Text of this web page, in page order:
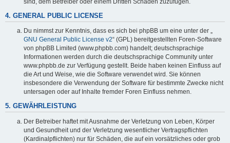
4. GENERAL PUBLIC LICENSE
Du nimmst zur Kenntnis, dass es sich bei phpBB um eine unter der „
GNU General Public License v2“ (GPL) bereitgestellten Foren-Software
von phpBB Limited (www.phpbb.com) handelt; deutschsprachige
Informationen werden durch die deutschsprachige Community unter
www.phpbb.de zur Verfügung gestellt. Beide haben keinen Einfluss auf
die Art und Weise, wie die Software verwendet wird. Sie können
insbesondere die Verwendung der Software für bestimmte Zwecke nicht
untersagen oder auf Inhalte fremder Foren Einfluss nehmen.
5. GEWÄHRLEISTUNG
Der Betreiber haftet mit Ausnahme der Verletzung von Leben, Körper
und Gesundheit und der Verletzung wesentlicher Vertragspflichten
(Kardinalpflichten) nur für Schäden, die auf ein vorsätzliches oder grob